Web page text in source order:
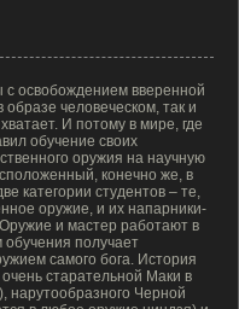
с освобождением вверенной
образе человеческом, так и
И потому в мире, где
обучение своих
оружия на научную
конечно же, в
категории студентов – те,
оружие, и их напарники-
и мастер работают в
обучения получает
самого бога. История
очень старательной Маки в
нарутообразного Черной